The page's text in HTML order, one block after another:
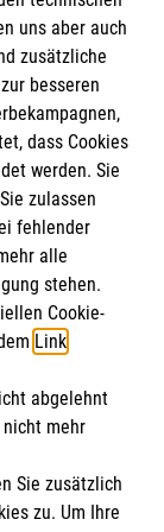
Datenschutz
|Mediathek
uns aber auch
zusätzliche
besseren
dass Cookies
werden. Sie
zulassen
fehlender
alle
stehen.
Cookie-
Link.
abgelehnt
mehr
Sie zusätzlich
zu. Um Ihre